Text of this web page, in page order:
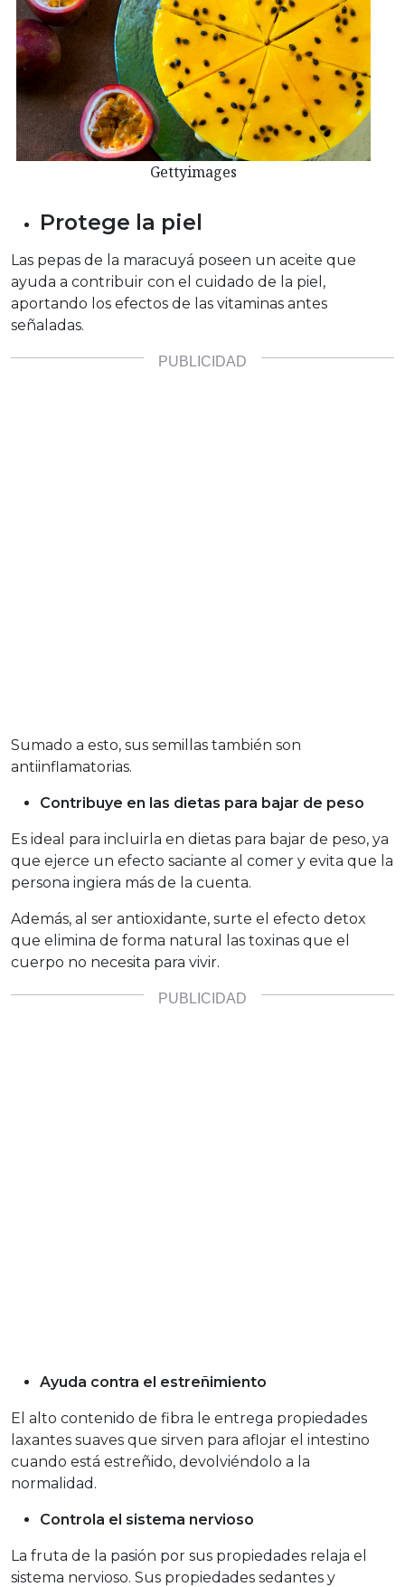
Gettyimages
Protege la piel
Las pepas de la maracuyá poseen un aceite que
ayuda a contribuir con el cuidado de la piel,
aportando los efectos de las vitaminas antes
señaladas.
Sumado a esto, sus semillas también son
antiinflamatorias.
Contribuye en las dietas para bajar de peso
Es ideal para incluirla en dietas para bajar de peso, ya
que ejerce un efecto saciante al comer y evita que la
persona ingiera más de la cuenta.
Además, al ser antioxidante, surte el efecto detox
que elimina de forma natural las toxinas que el
cuerpo no necesita para vivir.
Ayuda contra el estreñimiento
El alto contenido de fibra le entrega propiedades
laxantes suaves que sirven para aflojar el intestino
cuando está estreñido, devolviéndolo a la
normalidad.
Controla el sistema nervioso
La fruta de la pasión por sus propiedades relaja el
sistema nervioso. Sus propiedades sedantes y